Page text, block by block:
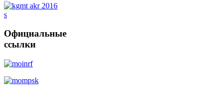
Официальные
ссылки